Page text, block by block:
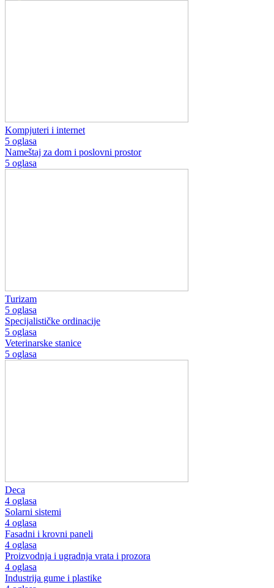
Kompjuteri i internet
5 oglasa
Nameštaj za dom i poslovni prostor
5 oglasa
Turizam
5 oglasa
Specijalističke ordinacije
5 oglasa
Veterinarske stanice
5 oglasa
Deca
4 oglasa
Solarni sistemi
4 oglasa
Fasadni i krovni paneli
4 oglasa
Proizvodnja i ugradnja vrata i prozora
4 oglasa
Industrija gume i plastike